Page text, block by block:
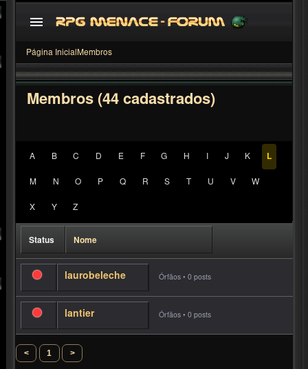
Página Inicial Membros
Membros (44 cadastrados)
A B C D E F G H J K L
M N O P Q R S U V W
X Y Z
>
Status Nome
laurobeleche
lantier
< 1 >